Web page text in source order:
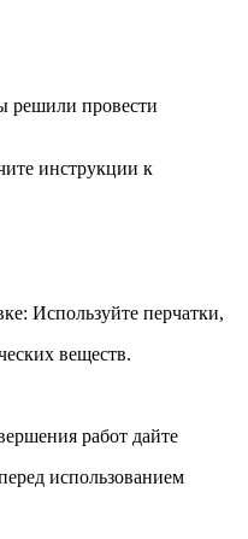
решили провести
инструкции к
Используйте перчатки,
веществ.
работ дайте
использованием